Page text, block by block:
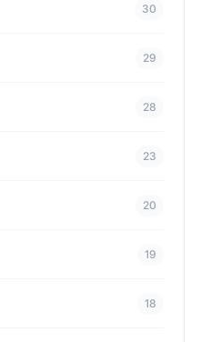
30
29
28
23
20
19
18